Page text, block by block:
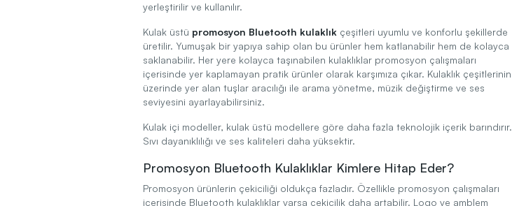
yerleştirilir ve kullanılır.
Kulak üstü promosyon Bluetooth kulaklık çeşitleri uyumlu ve konforlu şekillerde
üretilir. Yumuşak bir yapıya sahip olan bu ürünler hem katlanabilir hem de kolayca
saklanabilir. Her yere kolayca taşınabilen kulaklıklar promosyon çalışmaları
içerisinde yer kaplamayan pratik ürünler olarak karşımıza çıkar. Kulaklık çeşitlerinin
üzerinde yer alan tuşlar aracılığı ile arama yönetme, müzik değiştirme ve ses
seviyesini ayarlayabilirsiniz.
Kulak içi modeller, kulak üstü modellere göre daha fazla teknolojik içerik barındırır.
Sıvı dayanıklılığı ve ses kaliteleri daha yüksektir.
Promosyon Bluetooth Kulaklıklar Kimlere Hitap Eder?
Promosyon ürünlerin çekiciliği oldukça fazladır. Özellikle promosyon çalışmaları
içerisinde Bluetooth kulaklıklar varsa çekicilik daha artabilir. Logo ve amblem